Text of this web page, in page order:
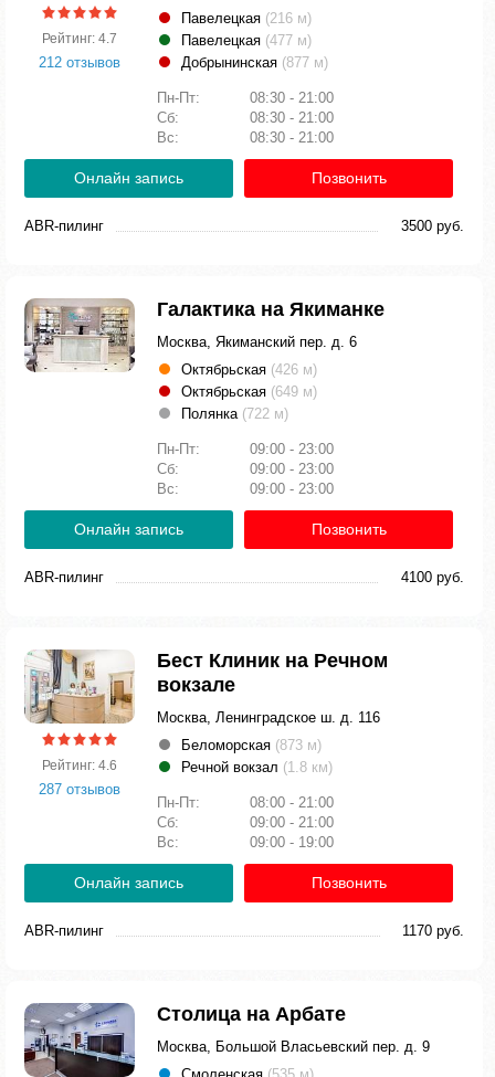
Рейтинг: 4.7
212 отзывов
Павелецкая (216 м)
Павелецкая (477 м)
Добрынинская (877 м)
Пн-Пт:
08:30 - 21:00
Сб:
08:30 - 21:00
Вс:
08:30 - 21:00
Онлайн запись Позвонить
ABR-пилинг 3500 руб.
Галактика на Якиманке
Москва, Якиманский пер. д. 6
Октябрьская (426 м)
Октябрьская (649 м)
Полянка (722 м)
Пн-Пт:
09:00 - 23:00
Сб:
09:00 - 23:00
Вс:
09:00 - 23:00
Онлайн запись Позвонить
ABR-пилинг 4100 руб.
Рейтинг: 4.6
287 отзывов
Бест Клиник на Речном
вокзале
Москва, Ленинградское ш. д. 116
Беломорская (873 м)
Речной вокзал (1.8 км)
Пн-Пт:
08:00 - 21:00
Сб:
09:00 - 21:00
Вс:
09:00 - 19:00
Онлайн запись Позвонить
ABR-пилинг 1170 руб.
Столица на Арбате
Москва, Большой Власьевский пер. д. 9